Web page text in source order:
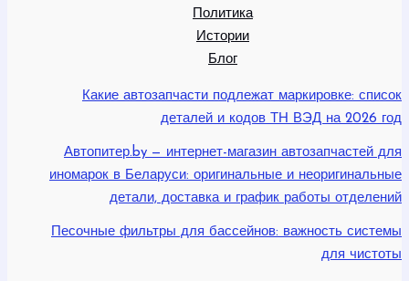
Политика
Истории
Блог
Какие автозапчасти подлежат маркировке: список
деталей и кодов ТН ВЭД на 2026 год
Автопитер.by — интернет-магазин автозапчастей для
иномарок в Беларуси: оригинальные и неоригинальные
детали, доставка и график работы отделений
Песочные фильтры для бассейнов: важность системы
для чистоты